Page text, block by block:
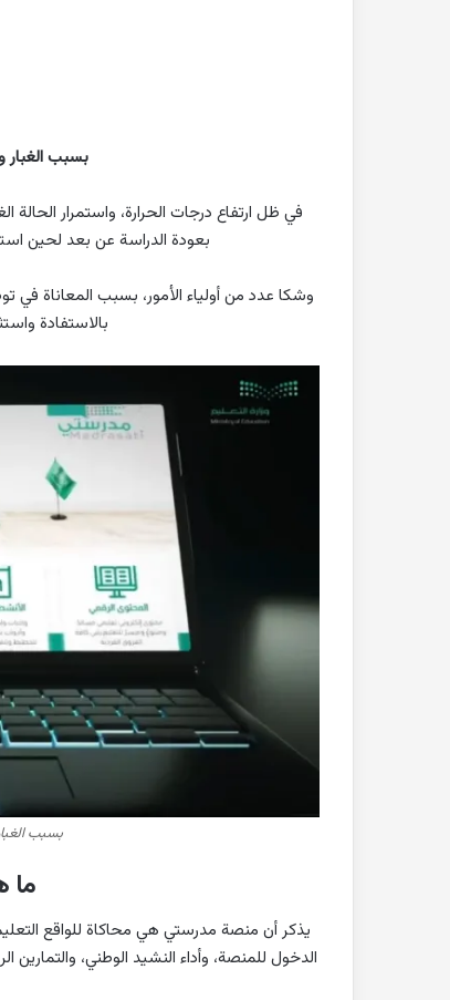
بسبب الغبار
في ظل ارتفاع درجات الحرارة، واستمرار الحالة
بعودة الدراسة عن بعد لحين
وشكا عدد من أولياء الأمور، بسبب المعاناة في
بالاستفادة
بسبب
ما
يذكر أن منصة مدرستي هي محاكاة للواقع
الدخول للمنصة، وأداء النشيد الوطني،
جاهز
عن
التغيرات
2022-10-26
بحث جاهز